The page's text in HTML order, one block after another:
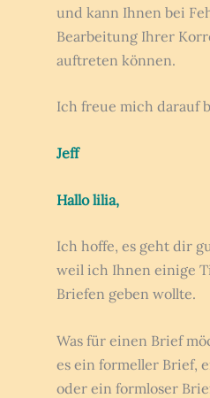
und kann Ihnen bei
Bearbeitung Ihrer
auftreten können.
Ich freue mich darauf
Jeff
Hallo lilia,
Ich hoffe, es geht dir
weil ich Ihnen einige
Briefen geben wollte.
Was für einen Brief
es ein formeller Brief,
oder ein formloser